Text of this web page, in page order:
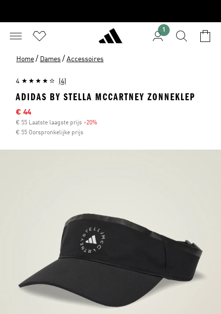
1
Home / Dames / Accessoires
4 (4)
ADIDAS BY STELLA MCCARTNEY ZONNEKLEP
Afgeprijsde prijs
€ 44
€ 55 Laatste laagste prijs -20%
€ 55 Oorspronkelijke prijs